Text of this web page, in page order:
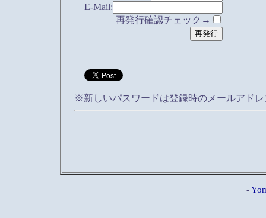
E-Mail:
再発行確認チェック→
※新しいパスワードは登録時のメールアド
-